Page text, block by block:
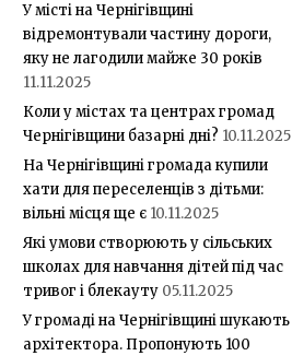
У місті на Чернігівщині
відремонтували частину дороги,
яку не лагодили майже 30 років
11.11.2025
Коли у містах та центрах громад
Чернігівщини базарні дні? 10.11.2025
На Чернігівщині громада купили
хати для переселенців з дітьми:
вільні місця ще є 10.11.2025
Які умови створюють у сільських
школах для навчання дітей під час
тривог і блекауту 05.11.2025
У громаді на Чернігівщині шукають
архітектора. Пропонують 100